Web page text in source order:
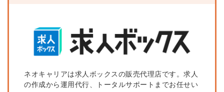
ネオキャリアは求人ボックスの販売代理店です。求人
の作成から運用代行、トータルサポートまでお任せい